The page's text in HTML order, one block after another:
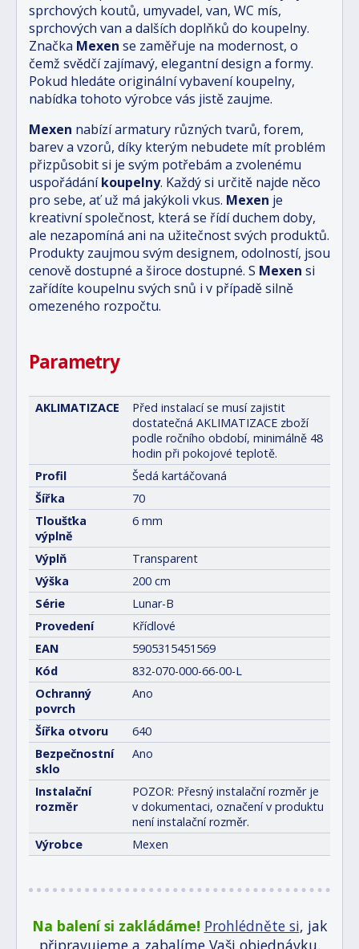
sprchových koutů, umyvadel, van, WC mís,
sprchových van a dalších doplňků do koupelny.
Značka Mexen se zaměřuje na modernost, o
čemž svědčí zajímavý, elegantní design a formy.
Pokud hledáte originální vybavení koupelny,
nabídka tohoto výrobce vás jistě zaujme.
Mexen nabízí armatury různých tvarů, forem,
barev a vzorů, díky kterým nebudete mít problém
přizpůsobit si je svým potřebám a zvolenému
uspořádáníkoupelny. Každý si určitě najde něco
pro sebe, ať už má jakýkoli vkus. Mexen je
kreativní společnost, která se řídí duchem doby,
ale nezapomíná ani na užitečnost svých produktů.
Produkty zaujmou svým designem, odolností, jsou
cenově dostupné a široce dostupné. S Mexen si
zařídíte koupelnu svých snů i v případě silně
omezeného rozpočtu.
Parametry
AKLIMATIZACE
Před instalací se musí zajistit
dostatečná AKLIMATIZACE zboží
podle ročního období, minimálně 48
hodin při pokojové teplotě.
Profil
Šedá kartáčovaná
Šířka
70
Tloušťka
výplně
6 mm
Výplň
Transparent
Výška
200 cm
Série
Lunar-B
Provedení
Křídlové
EAN
5905315451569
Kód
832-070-000-66-00-L
Ochranný
povrch
Ano
Šířka otvoru
640
Bezpečnostní
sklo
Ano
Instalační
rozměr
POZOR: Přesný instalační rozměr je
v dokumentaci, označení v produktu
není instalační rozměr.
Výrobce
Mexen
Na balení si zakládáme! Prohlédněte si, jak
připravujeme a zabalíme Vaši objednávku.